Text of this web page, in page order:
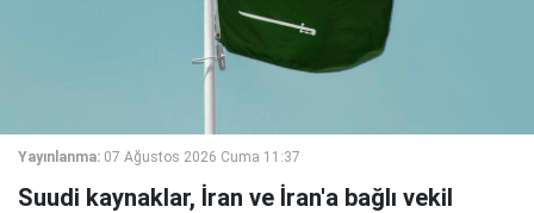
Yayınlanma: 07 Ağustos 2026 Cuma 11:37
Suudi kaynaklar, İran ve İran'a bağlı vekil